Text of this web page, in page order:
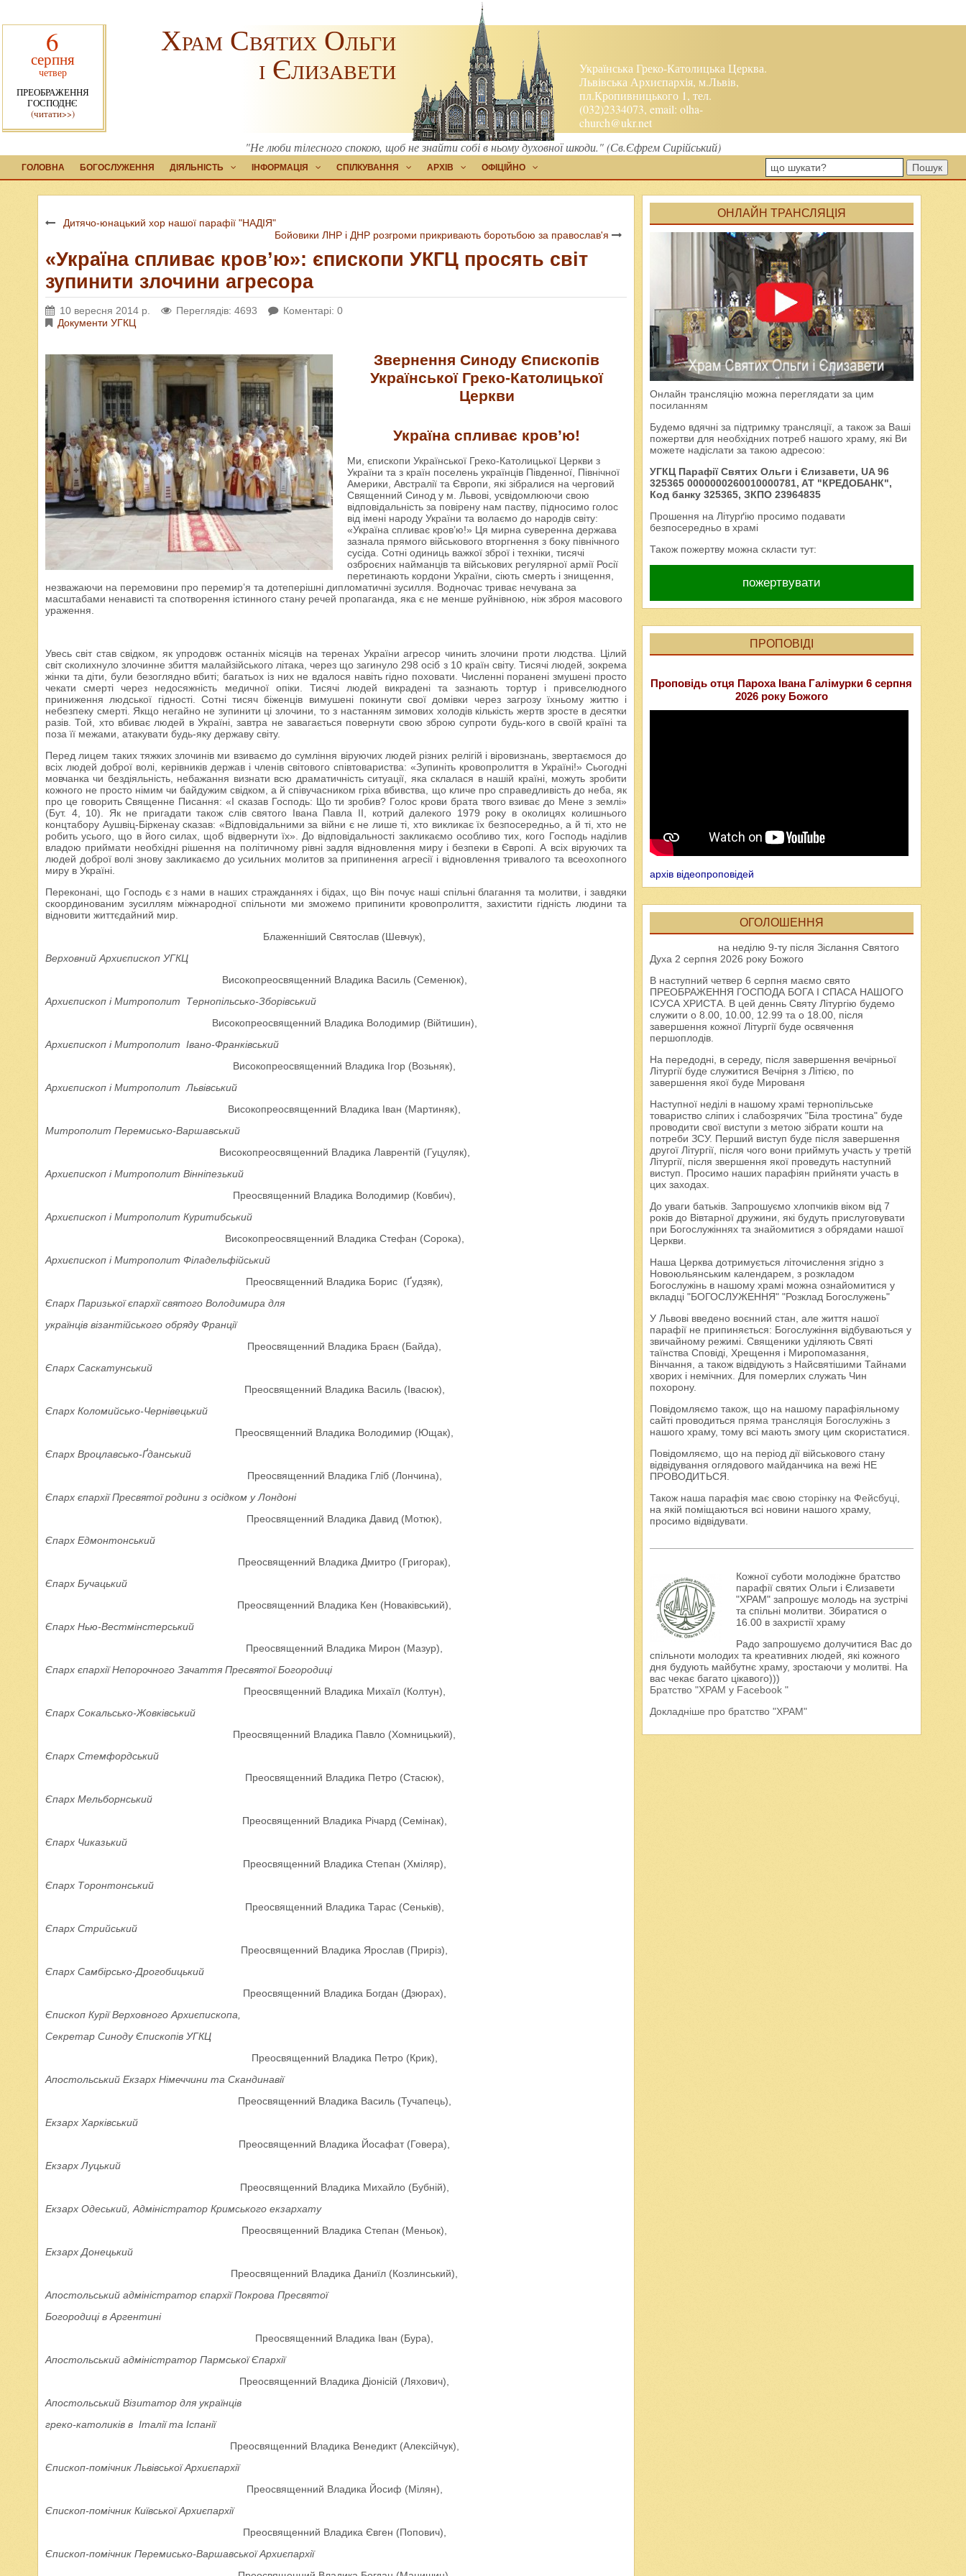
6
серпня
четвер
ПРЕОБРАЖЕННЯ
ГОСПОДНЄ
(читати>>)
Українська Греко-Католицька Церква.
Львівська Архиєпархія, м.Львів,
пл.Кропивницького 1, тел.
(032)2334073, email:olha-
church@ukr.net
Храм Святих Ольги
і Єлизавети
"Не люби тілесного спокою, щоб не знайти собі в ньому духовної шкоди." (Св.Єфрем Сирійський)
ГОЛОВНА БОГОСЛУЖЕННЯ ДІЯЛЬНІСТЬ ІНФОРМАЦІЯ СПІЛКУВАННЯ АРХІВ ОФІЦІЙНО Пошук
Дитячо-юнацький хор нашої парафії "НАДІЯ"
Бойовики ЛНР і ДНР розгроми прикривають боротьбою за православ'я
«Україна спливає кров’ю»: єпископи УКГЦ просять світ
зупинити злочини агресора
10 вересня 2014 р. Переглядів: 4693
Коментарі: 0
Документи УГКЦ
Звернення Синоду Єпископів
Української Греко-Католицької
Церкви
Україна спливає кров’ю!
Ми, єпископи Української Греко-Католицької Церкви з
України та з країн поселень українців Південної, Північної
Америки, Австралії та Європи, які зібралися на черговий
Священний Синод у м. Львові, усвідомлюючи свою
відповідальність за повірену нам паству, підносимо голос
від імені народу України та волаємо до народів світу:
«Україна спливає кров’ю!» Ця мирна суверенна держава
зазнала прямого військового вторгнення з боку північного
сусіда. Сотні одиниць важкої зброї і техніки, тисячі
озброєних найманців та військових регулярної армії Росії
перетинають кордони України, сіють смерть і знищення,
незважаючи на перемовини про перемир’я та дотеперішні дипломатичні зусилля. Водночас триває нечувана за
масштабами ненависті та спотворення істинного стану речей пропаганда, яка є не менше руйнівною, ніж зброя масового
ураження.
Увесь світ став свідком, як упродовж останніх місяців на теренах України агресор чинить злочини проти людства. Цілий
світ сколихнуло злочинне збиття малайзійського літака, через що загинуло 298 осіб з 10 країн світу. Тисячі людей, зокрема
жінки та діти, були безоглядно вбиті; багатьох із них не вдалося навіть гідно поховати. Численні поранені змушені просто
чекати смерті через недосяжність медичної опіки. Тисячі людей викрадені та зазнають тортур і привселюдного
приниження людської гідності. Сотні тисяч біженців вимушені покинути свої домівки через загрозу їхньому життю і
небезпеку смерті. Якщо негайно не зупинити ці злочини, то з настанням зимових холодів кількість жертв зросте в десятки
разів. Той, хто вбиває людей в Україні, завтра не завагається повернути свою зброю супроти будь-кого в своїй країні та
поза її межами, атакувати будь-яку державу світу.
Перед лицем таких тяжких злочинів ми взиваємо до сумління віруючих людей різних релігій і віровизнань, звертаємося до
всіх людей доброї волі, керівників держав і членів світового співтовариства: «Зупиніть кровопролиття в Україні!» Сьогодні
мовчанка чи бездіяльність, небажання визнати всю драматичність ситуації, яка склалася в нашій країні, можуть зробити
кожного не просто німим чи байдужим свідком, а й співучасником гріха вбивства, що кличе про справедливість до неба, як
про це говорить Священне Писання: «І сказав Господь: Що ти зробив? Голос крови брата твого взиває до Мене з землі»
(Бут. 4, 10). Як не пригадати також слів святого Івана Павла ІІ, котрий далекого 1979 року в околицях колишнього
концтабору Аушвіц-Біркенау сказав: «Відповідальними за війни є не лише ті, хто викликає їх безпосередньо, а й ті, хто не
робить усього, що в його силах, щоб відвернути їх». До відповідальності закликаємо особливо тих, кого Господь наділив
владою приймати необхідні рішення на політичному рівні задля відновлення миру і безпеки в Європі. А всіх віруючих та
людей доброї волі знову закликаємо до усильних молитов за припинення агресії і відновлення тривалого та всеохопного
миру в Україні.
Переконані, що Господь є з нами в наших стражданнях і бідах, що Він почує наші спільні благання та молитви, і завдяки
скоординованим зусиллям міжнародної спільноти ми зможемо припинити кровопролиття, захистити гідність людини та
відновити життєдайний мир.
Блаженніший Святослав (Шевчук),
Верховний Архиєпископ УГКЦ
Високопреосвященний Владика Василь (Семенюк),
Архиєпископ і Митрополит Тернопільсько-Зборівський
Високопреосвященний Владика Володимир (Війтишин),
Архиєпископ і Митрополит Івано-Франківський
Високопреосвященний Владика Ігор (Возьняк),
Архиєпископ і Митрополит Львівський
Високопреосвященний Владика Іван (Мартиняк),
Митрополит Перемисько-Варшавський
Високопреосвященний Владика Лаврентій (Гуцуляк),
Архиєпископ і Митрополит Вінніпезький
Преосвященний Владика Володимир (Ковбич),
Архиєпископ і Митрополит Куритибський
Високопреосвященний Владика Стефан (Сорока),
Архиєпископ і Митрополит Філадельфійський
Преосвященний Владика Борис (Ґудзяк)
Єпарх Паризької єпархії святого Володимира для
українців візантійського обряду Франції
Преосвященний Владика Браєн (Байда),
Єпарх Саскатунський
Преосвященний Владика Василь (Івасюк),
Єпарх Коломийсько-Чернівецький
Преосвященний Владика Володимир (Ющак),
Єпарх Вроцлавсько-Ґданський
Преосвященний Владика Гліб (Лончина),
Єпарх єпархії Пресвятої родини з осідком у Лондоні
Преосвященний Владика Давид (Мотюк),
Єпарх Едмонтонський
Преосвященний Владика Дмитро (Григорак),
Єпарх Бучацький
Преосвященний Владика Кен (Новаківський),
Єпарх Нью-Вестмінстерський
Преосвященний Владика Мирон (Мазур),
Єпарх єпархії Непорочного Зачаття Пресвятої Богородиці
Преосвященний Владика Михаїл (Колтун),
Єпарх Сокальсько-Жовківський
Преосвященний Владика Павло (Хомницький),
Єпарх Стемфордський
Преосвященний Владика Петро (Стасюк),
Єпарх Мельборнський
Преосвященний Владика Річард (Семінак),
Єпарх Чиказький
Преосвященний Владика Степан (Хміляр),
Єпарх Торонтонський
Преосвященний Владика Тарас (Сеньків),
Єпарх Стрийський
Преосвященний Владика Ярослав (Приріз),
Єпарх Самбірсько-Дрогобицький
Преосвященний Владика Богдан (Дзюрах),
Єпископ Курії Верховного Архиєпископа,
Секретар Синоду Єпископів УГКЦ
Преосвященний Владика Петро (Крик),
Апостольський Екзарх Німеччини та Скандинавії
Преосвященний Владика Василь (Тучапець),
Екзарх Харківський
Преосвященний Владика Йосафат (Говера),
Екзарх Луцький
Преосвященний Владика Михайло (Бубній),
Екзарх Одеський, Адміністратор Кримського екзархату
Преосвященний Владика Степан (Меньок),
Екзарх Донецький
Преосвященний Владика Даниїл (Козлинський),
Апостольський адміністратор єпархії Покрова Пресвятої
Богородиці в Аргентині
Преосвященний Владика Іван (Бура),
Апостольський адміністратор Пармської Єпархії
Преосвященний Владика Діонісій (Ляхович),
Апостольський Візитатор для українців
греко-католиків в Італії та Іспанії
Преосвященний Владика Венедикт (Алексійчук),
Єпископ-помічник Львівської Архиєпархії
Преосвященний Владика Йосиф (Мілян),
Єпископ-помічник Київської Архиєпархії
Преосвященний Владика Євген (Попович),
Єпископ-помічник Перемисько-Варшавської Архиєпархії
ОНЛАЙН ТРАНСЛЯЦІЯ
Онлайн трансляцію можна переглядати за цим
посиланням
Будемо вдячні за підтримку трансляції, а також за Ваші
пожертви для необхідних потреб нашого храму, які Ви
можете надіслати за такою адресою:
УГКЦ Парафії Святих Ольги і Єлизавети, UA 96
325365 0000000260010000781, AT "КРЕДОБАНК",
Код банку 325365, ЗКПО 23964835
Прошення на Літурґію просимо подавати
безпосередньо в храмі
Також пожертву можна скласти тут:
пожертвувати
ПРОПОВІДІ
Проповідь отця Пароха Івана Галімурки 6 серпня
2026 року Божого
архів відеопроповідей
ОГОЛОШЕННЯ
на неділю 9-ту після Зіслання Святого
Духа 2 серпня 2026 року Божого
В наступний четвер 6 серпня маємо свято
ПРЕОБРАЖЕННЯ ГОСПОДА БОГА І СПАСА НАШОГО
ІСУСА ХРИСТА. В цей деннь Святу Літургію будемо
служити о 8.00, 10.00, 12.99 та о 18.00, після
завершення кожної Літургії буде освячення
першоплодів.
На передодні, в середу, після завершення вечірньої
Літургії буде служитися Вечірня з Літією, по
завершення якої буде Мированя
Наступної неділі в нашому храмі тернопільське
товариство сліпих і слабозрячих "Біла тростина" буде
проводити свої виступи з метою зібрати кошти на
потреби ЗСУ. Перший виступ буде після завершення
другої Літургії, після чого вони приймуть участь у третій
Літургії, після звершення якої проведуть наступний
виступ. Просимо наших парафіян прийняти участь в
цих заходах.
До уваги батьків. Запрошуємо хлопчиків віком від 7
років до Вівтарної дружини, які будуть прислуговувати
при Богослужіннях та знайомитися з обрядами нашої
Церкви.
Наша Церква дотримується літочислення згідно з
Новоюльянським календарем, з розкладом
Богослужінь в нашому храмі можна ознайомитися у
вкладці "БОГОСЛУЖЕННЯ" "Розклад Богослужень"
У Львові введено воєнний стан, але життя нашої
парафії не припиняється: Богослужіння відбуваються у
звичайному режимі. Священики уділяють Святі
таїнства Сповіді, Хрещення і Миропомазання,
Вінчання, а також відвідують з Найсвятішими Тайнами
хворих і немічних. Для померлих служать Чин
похорону.
Повідомляємо також, що на нашому парафіяльному
сайті проводиться пряма трансляція Богослужіньз
нашого храму, тому всі мають змогу цим скористатися.
Повідомляємо, що на період дії військового стану
відвідування оглядового майданчика на вежі НЕ
ПРОВОДИТЬСЯ.
Також наша парафія має свою сторінку на Фейсбуці,
на якій поміщаються всі новини нашого храму,
просимо відвідувати.
Кожної суботи молодіжне братство
парафії святих Ольги і Єлизавети
"ХРАМ" запрошує молодь на зустрічі
та спільні молитви. Збиратися о
16.00 в захристії храму
Радо запрошуємо долучитися Вас до
спільноти молодих та креативних людей, які кожного
дня будують майбутнє храму, зростаючи у молитві. На
вас чекає багато цікавого)))
Братство "ХРАМ у Facebook "
Докладніше про братство "ХРАМ"